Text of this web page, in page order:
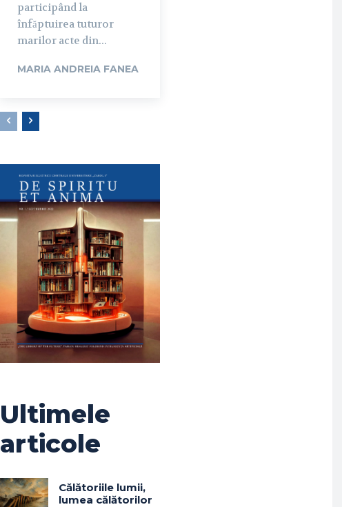
participând la
înfăptuirea tuturor
marilor acte din...
MARIA ANDREIA FANEA
Ultimele
articole
Călătoriile lumii,
lumea călătorilor